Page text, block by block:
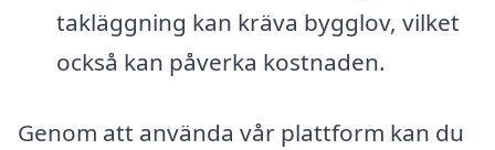
takläggning kan kräva bygglov, vilket
också kan påverka kostnaden.
Genom att använda vår plattform kan du